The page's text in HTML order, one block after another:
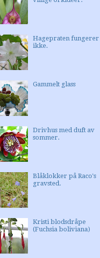
Hagepraten fungerer
ikke.
Gammelt glass
Drivhus med duft av
sommer.
Blåklokker på Raco's
gravsted.
Kristi blodsdråpe
(Fuchsia boliviana)